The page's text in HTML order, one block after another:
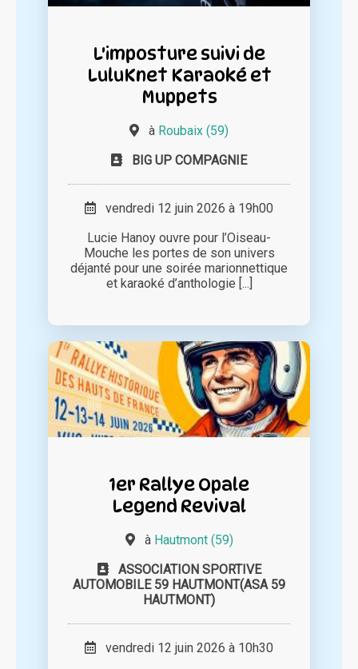
L'imposture suivi de
LuluKnet Karaoké et
Muppets
à Roubaix (59)
BIG UP COMPAGNIE
vendredi 12 juin 2026 à 19h00
Lucie Hanoy ouvre pour l’Oiseau-
Mouche les portes de son univers
déjanté pour une soirée marionnettique
et karaoké d’anthologie [...]
1er Rallye Opale
Legend Revival
à Hautmont (59)
ASSOCIATION SPORTIVE
AUTOMOBILE 59 HAUTMONT(ASA 59
HAUTMONT)
vendredi 12 juin 2026 à 10h30